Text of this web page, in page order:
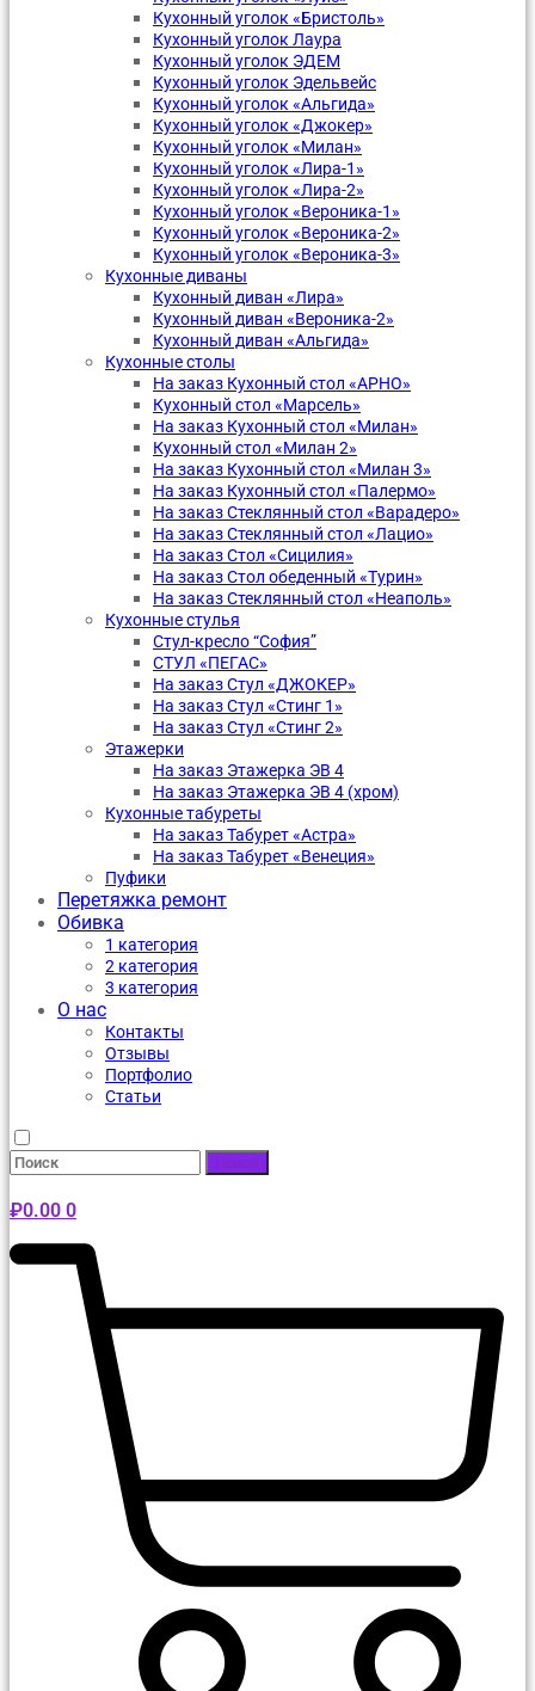
Кухонный уголок «Бристоль»
Кухонный уголок Лаура
Кухонный уголок ЭДЕМ
Кухонный уголок Эдельвейс
Кухонный уголок «Альгида»
Кухонный уголок «Джокер»
Кухонный уголок «Милан»
Кухонный уголок «Лира-1»
Кухонный уголок «Лира-2»
Кухонный уголок «Вероника-1»
Кухонный уголок «Вероника-2»
Кухонный уголок «Вероника-3»
Кухонные диваны
Кухонный диван «Лира»
Кухонный диван «Вероника-2»
Кухонный диван «Альгида»
Кухонные столы
На заказ Кухонный стол «АРНО»
Кухонный стол «Марсель»
На заказ Кухонный стол «Милан»
Кухонный стол «Милан 2»
На заказ Кухонный стол «Милан 3»
На заказ Кухонный стол «Палермо»
На заказ Стеклянный стол «Варадеро»
На заказ Стеклянный стол «Лацио»
На заказ Стол «Сицилия»
На заказ Стол обеденный «Турин»
На заказ Стеклянный стол «Неаполь»
Кухонные стулья
Стул-кресло “София”
CТУЛ «ПЕГАС»
На заказ Стул «ДЖОКЕР»
На заказ Стул «Стинг 1»
На заказ Стул «Стинг 2»
Этажерки
На заказ Этажерка ЭВ 4
На заказ Этажерка ЭВ 4 (хром)
Кухонные табуреты
На заказ Табурет «Астра»
На заказ Табурет «Венеция»
Пуфики
Перетяжка ремонт
Обивка
1 категория
2 категория
3 категория
О нас
Контакты
Отзывы
Портфолио
Статьи
Поиск
₽0.00 0